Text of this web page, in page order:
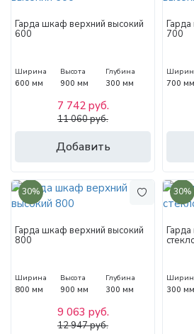
Гарда шкаф верхний высокий
600
Ширина
600 мм
Высота
900 мм
Глубина
300 мм
Добавить
7 742 руб.
11 060 руб.
700
700 мм
30%
Гарда шкаф верхний высокий
800
Ширина
800 мм
Высота
900 мм
Глубина
300 мм
9 063 руб.
12 947 руб.
30%
300 мм